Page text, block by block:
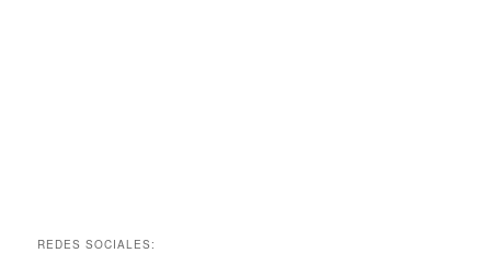
REDES SOCIALES: